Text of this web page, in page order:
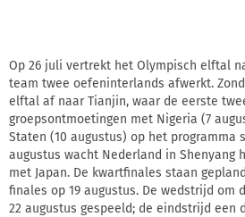
Op 26 juli vertrekt het Olympisch elftal
team twee oefeninterlands afwerkt.
elftal af naar Tianjin, waar de eerste
groepsontmoetingen met Nigeria (7
Staten (10 augustus) op het programma
augustus wacht Nederland in Shenyang
met Japan. De kwartfinales staan
finales op 19 augustus. De wedstrijd om
22 augustus gespeeld; de eindstrijd een